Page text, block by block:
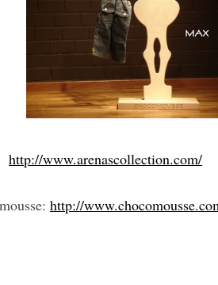
http://www.arenascollection.com/
http://